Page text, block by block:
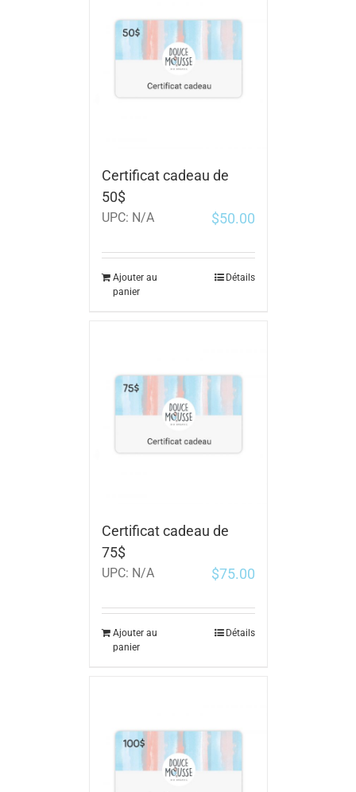
Certificat cadeau de
50$
UPC: N/A $50.00
Ajouter au
panier
Détails
Certificat cadeau de
75$
UPC: N/A $75.00
Ajouter au
panier
Détails